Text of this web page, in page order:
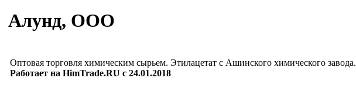
Алунд, ООО
Оптовая торговля химическим сырьем. Этилацетат с Ашинского химического завода.
Работает на HimTrade.RU с 24.01.2018